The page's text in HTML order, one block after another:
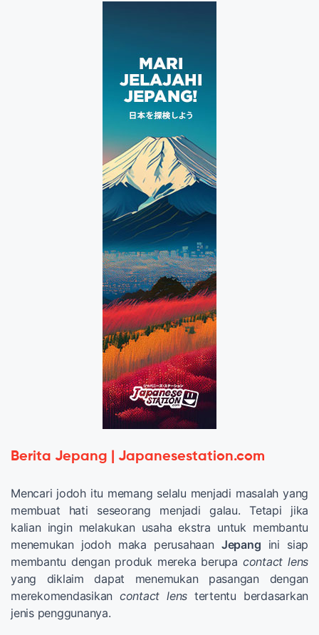
Berita Jepang | Japanesestation.com
Mencari jodoh itu memang selalu menjadi masalah yang
membuat hati seseorang menjadi galau. Tetapi jika
kalian ingin melakukan usaha ekstra untuk membantu
menemukan jodoh maka perusahaan Jepang ini siap
membantu dengan produk mereka berupa contact lens
yang diklaim dapat menemukan pasangan dengan
merekomendasikan contact lens tertentu berdasarkan
jenis penggunanya.